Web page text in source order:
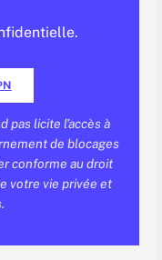
pas licite l’accès à
de blocages
conforme au droit
votre vie privée et